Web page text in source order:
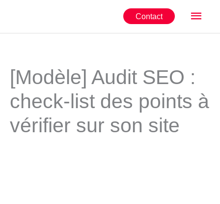
Contact
[Modèle] Audit SEO :
check-list des points à
vérifier sur son site